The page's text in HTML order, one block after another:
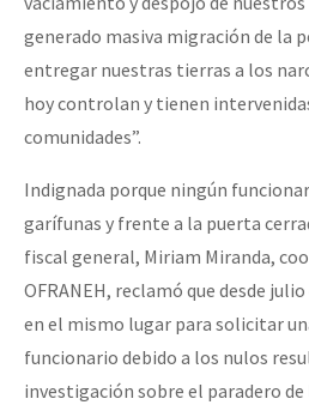
generado masiva migración de la
entregar nuestras tierras a los
hoy controlan y tienen
comunidades”.
Indignada porque ningún
garífunas y frente a la puerta
fiscal general, Miriam Miranda,
OFRANEH, reclamó que desde
en el mismo lugar para solicitar
funcionario debido a los nulos
investigación sobre el paradero